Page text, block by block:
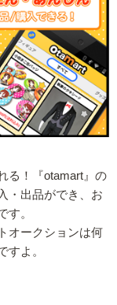
る！『otamart』の
・出品ができ、お
す。
オークションは何
すよ。